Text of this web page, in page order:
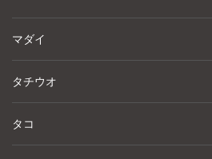
マダイ
タチウオ
タコ